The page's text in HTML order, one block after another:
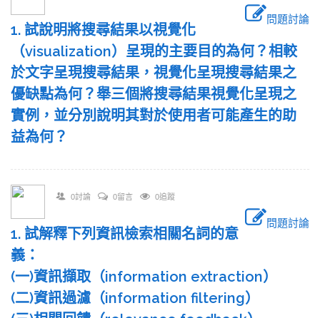
問題討論
1. 試說明將搜尋結果以視覺化
（visualization）呈現的主要目的為何？相較
於文字呈現搜尋結果，視覺化呈現搜尋結果之
優缺點為何？舉三個將搜尋結果視覺化呈現之
實例，並分別說明其對於使用者可能產生的助
益為何？
0討論 0留言 0追蹤
問題討論
1. 試解釋下列資訊檢索相關名詞的意
義：
(一)資訊擷取（information extraction）
(二)資訊過濾（information filtering）